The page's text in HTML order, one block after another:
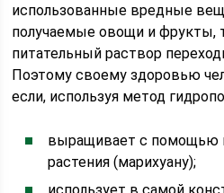
использованные вредные
получаемые овощи и фрукты,
питательный раствор
Поэтому своему здоровью
если, используя метод
выращивает с помощью
растения (марихуану);